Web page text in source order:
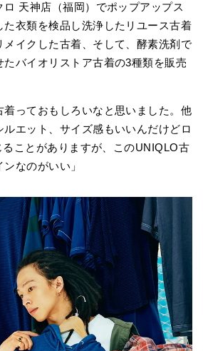
ロ 天神店（福岡）でポップアップス
た衣類を検品し洗浄したリユース古着
メイクした古着、そして、酵素洗剤で
たバイオリストア古着の3種類を販売
着っておもしろいなと思いました。他
エット、サイズ感もいいんだけどロ
ことがありますが、このUNIQLO古
なのがいい」